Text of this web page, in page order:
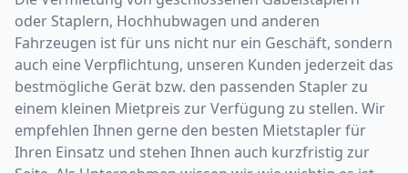
oder Staplern, Hochhubwagen und anderen
Fahrzeugen ist für uns nicht nur ein Geschäft, sondern
auch eine Verpflichtung, unseren Kunden jederzeit das
bestmögliche Gerät bzw. den passenden Stapler zu
einem kleinen Mietpreis zur Verfügung zu stellen. Wir
empfehlen Ihnen gerne den besten Mietstapler für
Ihren Einsatz und stehen Ihnen auch kurzfristig zur